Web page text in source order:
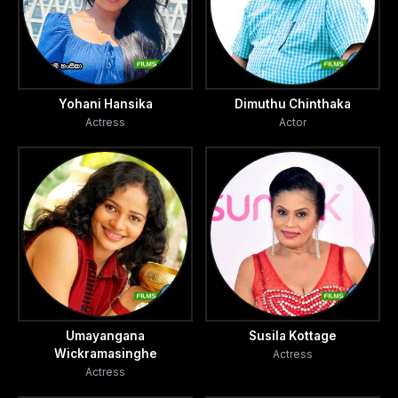
Yohani Hansika
Actress
Dimuthu Chinthaka
Actor
Umayangana
Wickramasinghe
Actress
Susila Kottage
Actress